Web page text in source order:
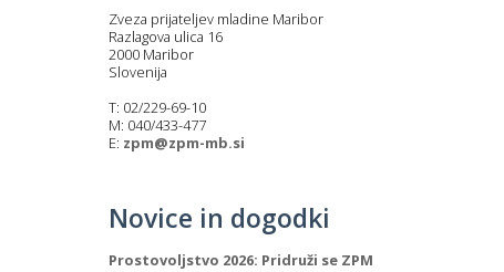
Zveza prijateljev mladine Maribor
Razlagova ulica 16
2000 Maribor
Slovenija
T: 02/229-69-10
M: 040/433-477
E: zpm@zpm-mb.si
Novice in dogodki
Prostovoljstvo 2026: Pridruži se ZPM